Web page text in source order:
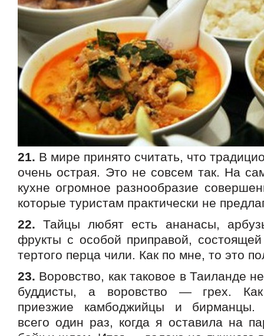
21. В мире принято считать, что
очень острая. Это не совсем так. На
кухне огромное разнообразие
которые туристам практически не
22. Тайцы любят есть ананасы,
фрукты с особой приправой,
тертого перца чили. Как по мне, то это
23. Воровство, как таковое в Таиланде
буддисты, а воровство — грех.
приезжие камбоджийцы и бирманцы.
всего один раз, когда я оставила на